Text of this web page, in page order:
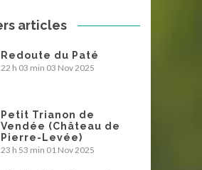
articles
Redoute du Paté
22 h 03 min 03 Nov 2025
Petit Trianon de
Vendée (Château de
Pierre-Levée)
23 h 53 min 01 Nov 2025